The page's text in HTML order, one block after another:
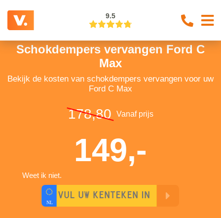
9.5
Schokdempers vervangen Ford C
Max
Bekijk de kosten van schokdempers vervangen voor uw
Ford C Max
178,80 Vanaf prijs
149,-
Weet ik niet.